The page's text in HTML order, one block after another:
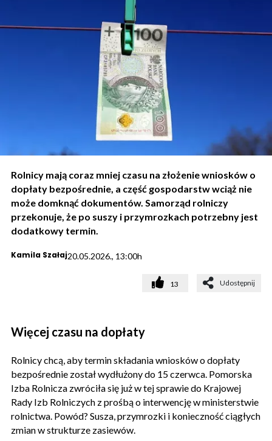
Rolnicy mają coraz mniej czasu na złożenie wniosków o
dopłaty bezpośrednie, a część gospodarstw wciąż nie
może domknąć dokumentów. Samorząd rolniczy
przekonuje, że po suszy i przymrozkach potrzebny jest
dodatkowy termin.
Kamila Szałaj20.05.2026., 13:00h
13 Udostępnij
Więcej czasu na dopłaty
Rolnicy chcą, aby termin składania wniosków o dopłaty
bezpośrednie został wydłużony do 15 czerwca. Pomorska
Izba Rolnicza zwróciła się już w tej sprawie do Krajowej
Rady Izb Rolniczych z prośbą o interwencję w ministerstwie
rolnictwa. Powód? Susza, przymrozki i konieczność ciągłych
zmian w strukturze zasiewów.